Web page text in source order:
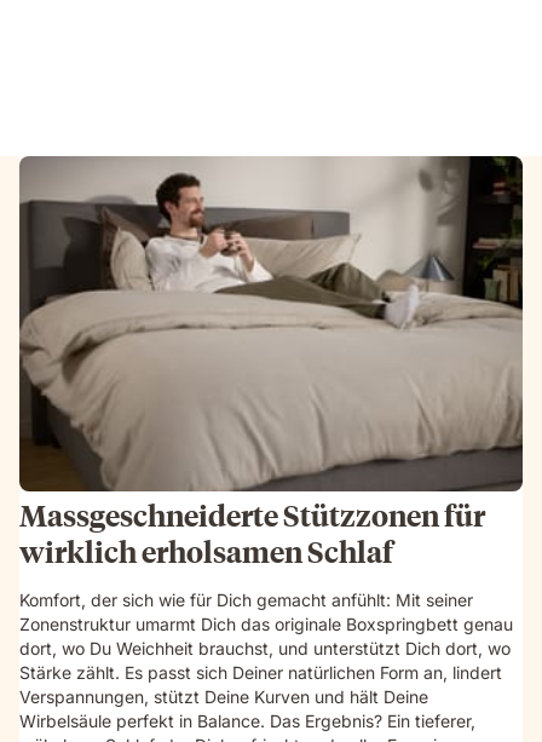
Massgeschneiderte Stützzonen für
wirklich erholsamen Schlaf
Komfort, der sich wie für Dich gemacht anfühlt: Mit seiner
Zonenstruktur umarmt Dich das originale Boxspringbett genau
dort, wo Du Weichheit brauchst, und unterstützt Dich dort, wo
Stärke zählt. Es passt sich Deiner natürlichen Form an, lindert
Verspannungen, stützt Deine Kurven und hält Deine
Wirbelsäule perfekt in Balance. Das Ergebnis? Ein tieferer,